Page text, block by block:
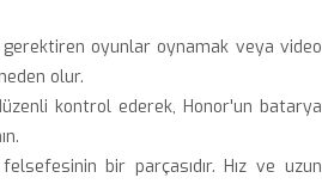
oyunlar oynamak veya video
olur.
kontrol ederek, Honor'un batarya
bir parçasıdır. Hız ve uzun